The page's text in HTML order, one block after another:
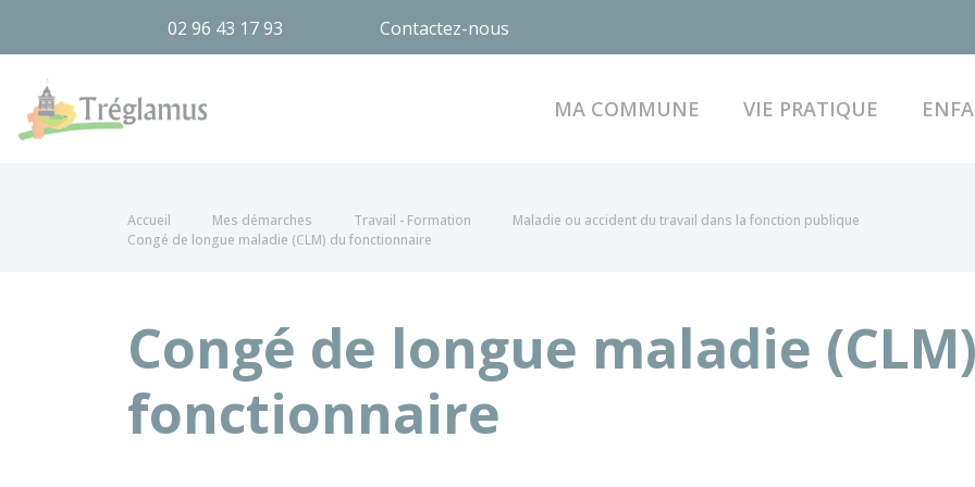
02 96 43 17 93 Contactez-nous
MA COMMUNE VIE PRATIQUE
Accueil Mes démarches Travail - Formation
Maladie ou accident du travail dans la fonction publique
Congé de longue maladie (CLM) du fonctionnaire
Congé de longue maladie
fonctionnaire